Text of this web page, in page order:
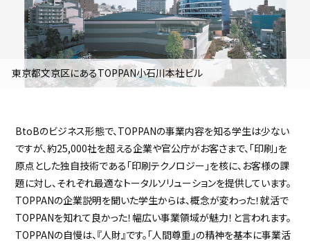
東京都文京区にあるTOPPAN小石川本社ビル
BtoBのビジネス形態で、TOPPANの事業内容を知る学生は少ない
ですが、約25,000社を超える企業や官公庁がお客さまで、「印刷」を
原点とした独自技術である「印刷テクノロジー」を核に、お客様の課
題に対し、それぞれ最適なトータルソリューションを提供しています。
TOPPANの企業説明を聞いた学生からは、概念が変わった！就活で
TOPPANを知れて良かった！幅広い事業領域が魅力！と言われます。
TOPPANの自慢は、『人財』です。「人間尊重」の精神を基本に事業活